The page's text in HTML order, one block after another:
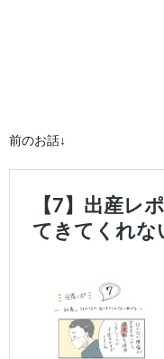
前のお話↓